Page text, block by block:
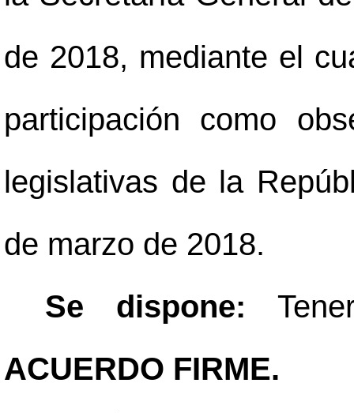
de 2018, mediante el
participación como
legislativas de la
de marzo de 2018.
Se dispone:
ACUERDO FIRME.